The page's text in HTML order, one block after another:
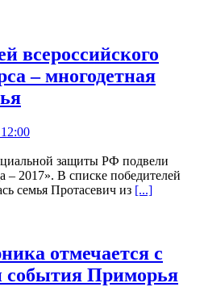
всероссийского
– многодетная
защиты РФ подвели
– 2017». В списке победителей
семья Протасевич из [...]
отмечается с
события Приморья